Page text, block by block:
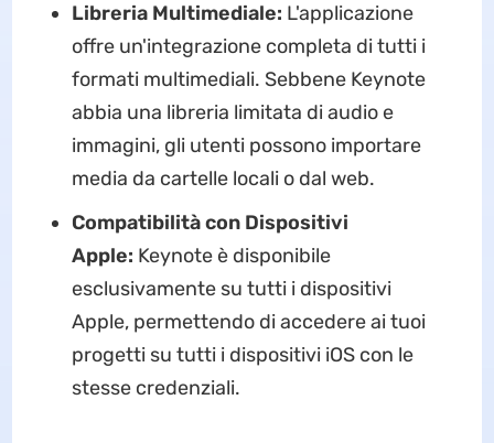
Libreria Multimediale: L'applicazione
offre un'integrazione completa di tutti i
formati multimediali. Sebbene Keynote
abbia una libreria limitata di audio e
immagini, gli utenti possono importare
media da cartelle locali o dal web.
Compatibilità con Dispositivi
Apple: Keynote è disponibile
esclusivamente su tutti i dispositivi
Apple, permettendo di accedere ai tuoi
progetti su tutti i dispositivi iOS con le
stesse credenziali.